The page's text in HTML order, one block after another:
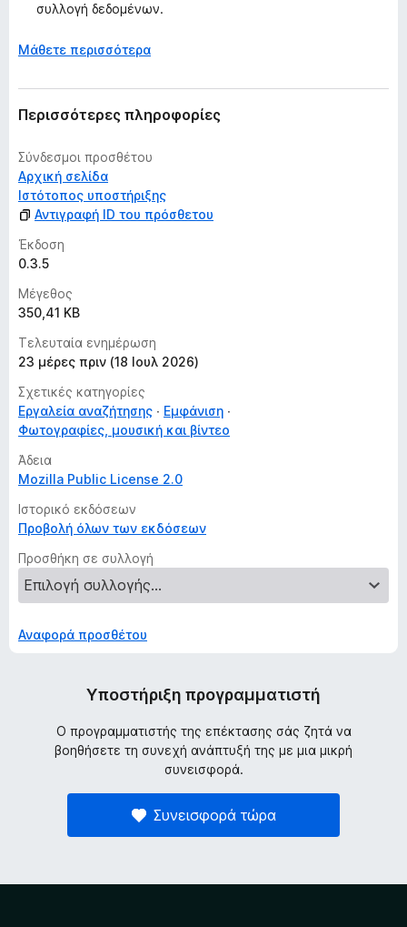
μ
λ
ο
ί
ε
ς
συλλογή δεδομένων.
Μάθετε περισσότερα
Περισσότερες πληροφορίες
Σύνδεσμοι προσθέτου
Αρχική σελίδα
Ιστότοπος υποστήριξης
Αντιγραφή ID του πρόσθετου
Έκδοση
0.3.5
Μέγεθος
350,41 KB
Τελευταία ενημέρωση
23 μέρες πριν (18 Ιουλ 2026)
Σχετικές κατηγορίες
Εργαλεία αναζήτησης
Εμφάνιση
Φωτογραφίες, μουσική και βίντεο
Άδεια
Mozilla Public License 2.0
Ιστορικό εκδόσεων
Προβολή όλων των εκδόσεων
Προσθήκη σε συλλογή
Αναφορά προσθέτου
Υποστήριξη προγραμματιστή
Ο προγραμματιστής της επέκτασης σάς ζητά να
βοηθήσετε τη συνεχή ανάπτυξή της με μια μικρή
συνεισφορά.
Συνεισφορά τώρα